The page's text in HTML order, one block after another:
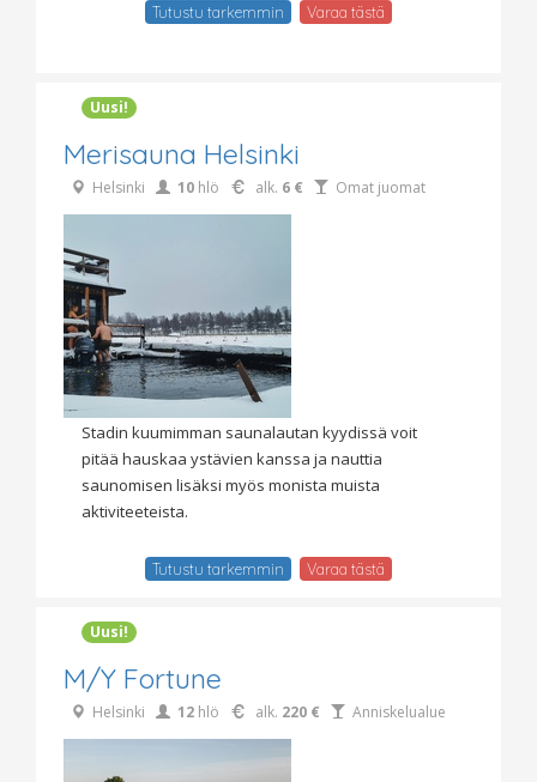
Tutustu tarkemmin Varaa tästä
Uusi!
Merisauna Helsinki
Helsinki 10 hlö alk. 6 € Omat juomat
Stadin kuumimman saunalautan kyydissä voit
pitää hauskaa ystävien kanssa ja nauttia
saunomisen lisäksi myös monista muista
aktiviteeteista.
Tutustu tarkemmin Varaa tästä
Uusi!
M/Y Fortune
Helsinki 12 hlö alk. 220 € Anniskelualue